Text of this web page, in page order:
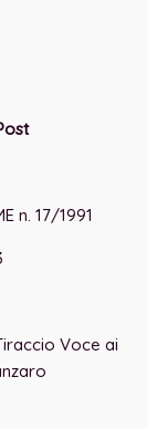
n. 17/1991
Voce ai